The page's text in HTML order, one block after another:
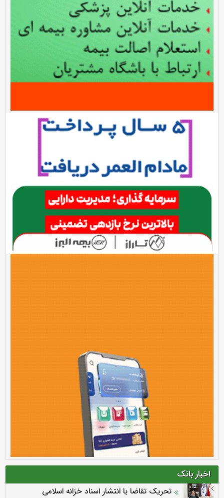
اخبار بانک
تحریک تقاضا با انتشار اسناد خزانه اسلامی